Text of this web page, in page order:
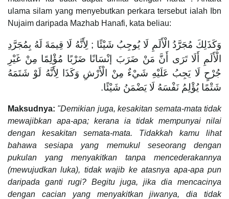
ulama silam yang menyebutkan perkara tersebut ialah Ibn
Nujaim daripada Mazhab Hanafi, kata beliau:
وَكَذَلِكَ مُجَرَّدُ الْأَلَمِ لَا يُوجِبُ شَيْئًا ; لِأَنَّهُ لَا قِيمَةَ لَهُ بِمُجَرَّدِ
الْأَلَمِ أَلَا تَرَى أَنَّ مَنْ ضَرَبَ إنْسَانًا ضَرْبًا مُؤْلِمًا مِنْ غَيْرِ
جُرْحٍ لَا يَجِبُ عَلَيْهِ شَيْءٌ مِنْ الْأَرْشِ وَكَذَا لِأَنَّهُ لَوْ شَتَمَهُ
شَتْمًا يُؤْلِمُ نَفْسَهُ لَا يَضْمَنُ شَيْئًا.
Maksudnya: "Demikian juga, kesakitan semata-mata tidak
mewajibkan apa-apa; kerana ia tidak mempunyai nilai
dengan kesakitan semata-mata. Tidakkah kamu lihat
bahawa sesiapa yang memukul seseorang dengan
pukulan yang menyakitkan tanpa mencederakannya
(mewujudkan luka), tidak wajib ke atasnya apa-apa pun
daripada ganti rugi? Begitu juga, jika dia mencacinya
dengan cacian yang menyakitkan jiwanya, dia tidak